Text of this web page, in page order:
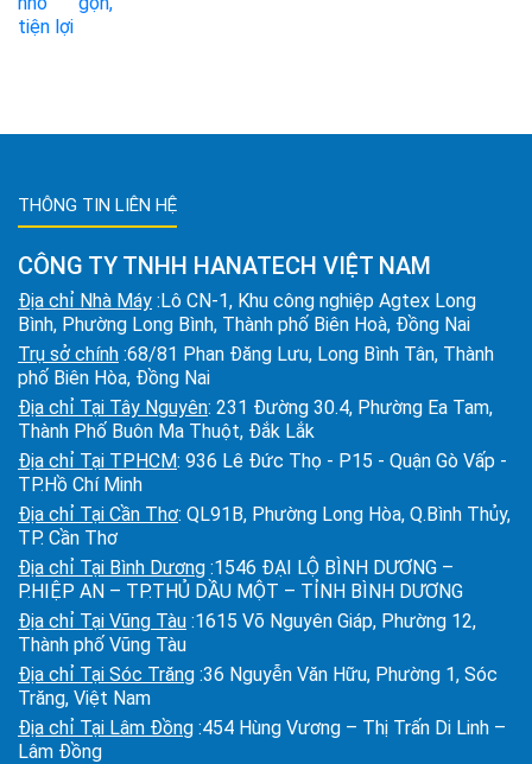
THÔNG TIN LIÊN HỆ
CÔNG TY TNHH HANATECH VIỆT NAM
Địa chỉ Nhà Máy :Lô CN-1, Khu công nghiệp Agtex Long
Bình, Phường Long Bình, Thành phố Biên Hoà, Đồng Nai
Trụ sở chính :68/81 Phan Đăng Lưu, Long Bình Tân, Thành
phố Biên Hòa, Đồng Nai
Địa chỉ Tại Tây Nguyên: 231 Đường 30.4, Phường Ea Tam,
Thành Phố Buôn Ma Thuột, Đắk Lắk
Địa chỉ Tại TPHCM: 936 Lê Đức Thọ - P15 - Quận Gò Vấp -
TP.Hồ Chí Minh
Địa chỉ Tại Cần Thơ: QL91B, Phường Long Hòa, Q.Bình Thủy,
TP. Cần Thơ
Địa chỉ Tại Bình Dương :1546 ĐẠI LỘ BÌNH DƯƠNG –
P.HIỆP AN – TP.THỦ DẦU MỘT – TỈNH BÌNH DƯƠNG
Địa chỉ Tại Vũng Tàu :1615 Võ Nguyên Giáp, Phường 12,
Thành phố Vũng Tàu
Địa chỉ Tại Sóc Trăng :36 Nguyễn Văn Hữu, Phường 1, Sóc
Trăng, Việt Nam
Địa chỉ Tại Lâm Đồng :454 Hùng Vương – Thị Trấn Di Linh –
Lâm Đồng